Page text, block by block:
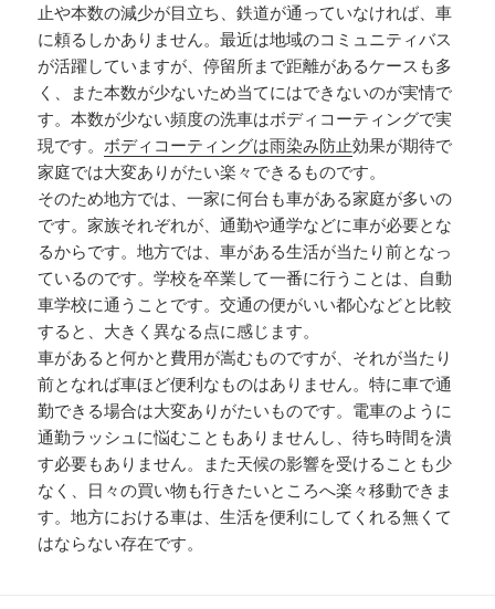
止や本数の減少が目立ち、鉄道が通っていなければ、車
に頼るしかありません。最近は地域のコミュニティバス
が活躍していますが、停留所まで距離があるケースも多
く、また本数が少ないため当てにはできないのが実情で
す。本数が少ない頻度の洗車はボディコーティングで実
現です。ボディコーティングは雨染み防止効果が期待で
家庭では大変ありがたい楽々できるものです。
そのため地方では、一家に何台も車がある家庭が多いの
です。家族それぞれが、通勤や通学などに車が必要とな
るからです。地方では、車がある生活が当たり前となっ
ているのです。学校を卒業して一番に行うことは、自動
車学校に通うことです。交通の便がいい都心などと比較
すると、大きく異なる点に感じます。
車があると何かと費用が嵩むものですが、それが当たり
前となれば車ほど便利なものはありません。特に車で通
勤できる場合は大変ありがたいものです。電車のように
通勤ラッシュに悩むこともありませんし、待ち時間を潰
す必要もありません。また天候の影響を受けることも少
なく、日々の買い物も行きたいところへ楽々移動できま
す。地方における車は、生活を便利にしてくれる無くて
はならない存在です。